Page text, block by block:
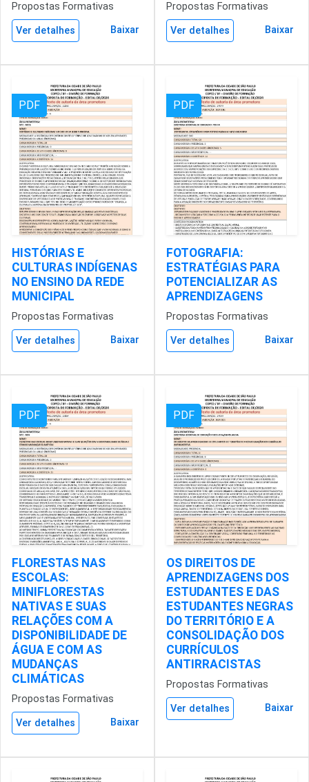
Propostas Formativas
Ver detalhes Baixar
Propostas Formativas
Ver detalhes Baixar
PDF
HISTÓRIAS E
CULTURAS INDÍGENAS
NO ENSINO DA REDE
MUNICIPAL
Propostas Formativas
Ver detalhes Baixar
PDF
FOTOGRAFIA:
ESTRATÉGIAS PARA
POTENCIALIZAR AS
APRENDIZAGENS
Propostas Formativas
Ver detalhes Baixar
PDF
FLORESTAS NAS
ESCOLAS:
MINIFLORESTAS
NATIVAS E SUAS
RELAÇÕES COM A
DISPONIBILIDADE DE
ÁGUA E COM AS
MUDANÇAS
CLIMÁTICAS
Propostas Formativas
Ver detalhes Baixar
PDF
OS DIREITOS DE
APRENDIZAGENS DOS
ESTUDANTES E DAS
ESTUDANTES NEGRAS
DO TERRITÓRIO E A
CONSOLIDAÇÃO DOS
CURRÍCULOS
ANTIRRACISTAS
Propostas Formativas
Ver detalhes Baixar